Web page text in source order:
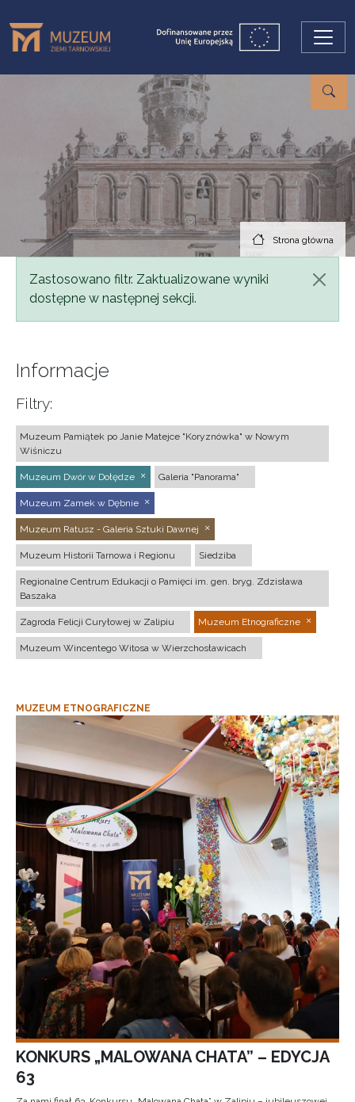
Strona główna
Komunikat
Zastosowano filtr. Zaktualizowane wyniki
dostępne w następnej sekcji.
Informacje
Filtry:
Muzeum Pamiątek po Janie Matejce "Koryznówka" w Nowym
Wiśniczu
Muzeum Dwór w Dołędze Galeria "Panorama"
Muzeum Zamek w Dębnie
Muzeum Ratusz - Galeria Sztuki Dawnej
Muzeum Historii Tarnowa i Regionu Siedziba
Regionalne Centrum Edukacji o Pamięci im. gen. bryg. Zdzisława
Baszaka
Zagroda Felicji Curyłowej w Zalipiu Muzeum Etnograficzne
Muzeum Wincentego Witosa w Wierzchosławicach
MUZEUM ETNOGRAFICZNE
KONKURS „MALOWANA CHATA” – EDYCJA
63